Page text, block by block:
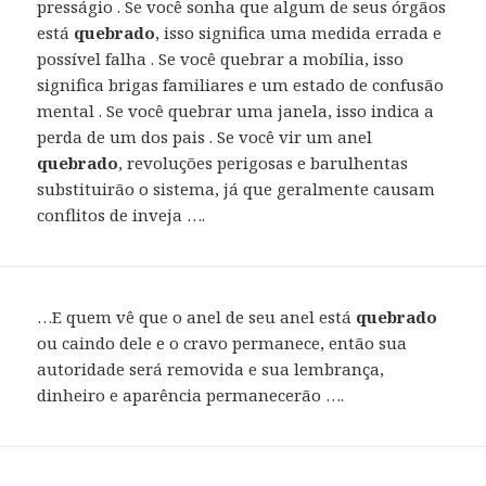
presságio . Se você sonha que algum de seus órgãos
está quebrado, isso significa uma medida errada e
possível falha . Se você quebrar a mobília, isso
significa brigas familiares e um estado de confusão
mental . Se você quebrar uma janela, isso indica a
perda de um dos pais . Se você vir um anel
quebrado, revoluções perigosas e barulhentas
substituirão o sistema, já que geralmente causam
conflitos de inveja ….
…E quem vê que o anel de seu anel está quebrado
ou caindo dele e o cravo permanece, então sua
autoridade será removida e sua lembrança,
dinheiro e aparência permanecerão ….